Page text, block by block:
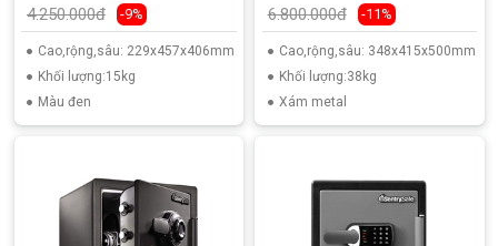
4.250.000đ -9%
Cao,rộng,sâu: 229x457x406mm
Khối lượng:15kg
Màu đen
6.800.000đ -11%
Cao,rộng,sâu: 348x415x500mm
Khối lượng:38kg
Xám metal